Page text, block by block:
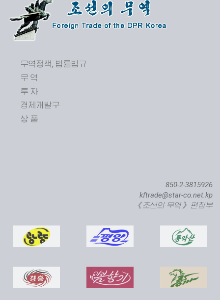
제24차 평양봄철국제상품전람회 개막
직하대서양련어종어장 준공식 진행
무역정책, 법률법규
무 역
투 자
경제개발구
상 품
850-2-3815926
kftrade@star-co.net.kp
《조선의 무역》 편집부